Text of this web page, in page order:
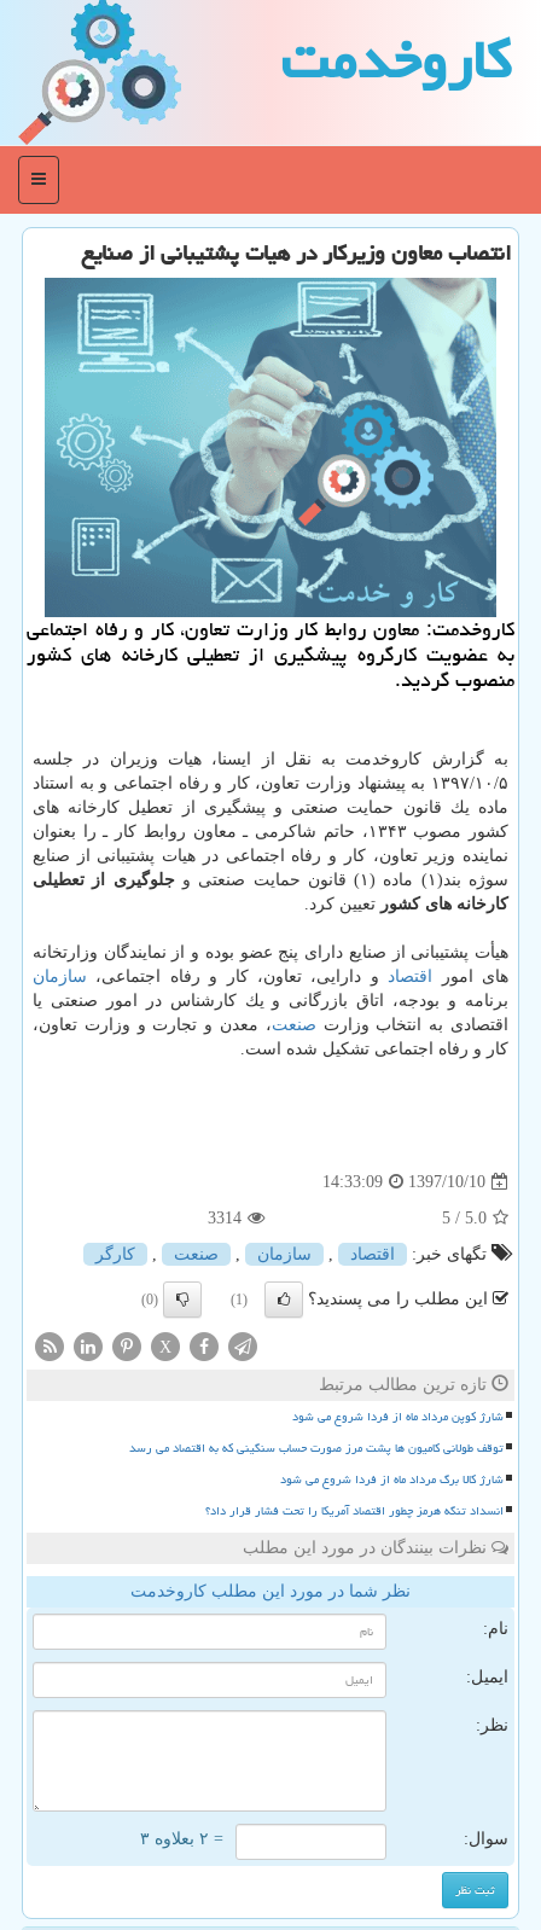
كاروخدمت
منو
انتصاب معاون وزیركار در هیات پشتیبانی از صنایع
كاروخدمت: معاون روابط كار وزارت تعاون، كار و رفاه اجتماعی
به عضویت كارگروه پیشگیری از تعطیلی كارخانه های كشور
منصوب گردید.
به گزارش كاروخدمت به نقل از ایسنا، هیات وزیران در جلسه
۱۳۹۷/۱۰/۵ به پیشنهاد وزارت تعاون، كار و رفاه اجتماعی و به استناد
ماده یك قانون حمایت صنعتی و پیشگیری از تعطیل كارخانه های
كشور مصوب ۱۳۴۳، حاتم شاكرمی ـ معاون روابط كار ـ را بعنوان
نماینده وزیر تعاون، كار و رفاه اجتماعی در هیات پشتیبانی از صنایع
سوژه بند(۱) ماده (۱) قانون حمایت صنعتی و
جلوگیری از تعطیلی
كارخانه های كشور تعیین كرد.
هیأت پشتیبانی از صنایع دارای پنج عضو بوده و از نمایندگان وزارتخانه
های امور اقتصاد و دارایی، تعاون، كار و رفاه اجتماعی، سازمان
برنامه و بودجه، اتاق بازرگانی و یك كارشناس در امور صنعتی یا
اقتصادی به انتخاب وزارت صنعت، معدن و تجارت و وزارت تعاون،
كار و رفاه اجتماعی تشكیل شده است.
1397/10/10
14:33:09
5.0
/ 5
3314
تگهای خبر:
اقتصاد , سازمان , صنعت , كارگر
این مطلب را می پسندید؟ (1)
(0)
X
تازه ترین مطالب مرتبط
شارژ کوپن مرداد ماه از فردا شروع می شود
توقف طولانی کامیون ها پشت مرز صورت حساب سنگینی که به اقتصاد می رسد
شارژ کالا برگ مرداد ماه از فردا شروع می شود
انسداد تنگه هرمز چطور اقتصاد آمریکا را تحت فشار قرار داد؟
نظرات بینندگان در مورد این مطلب
نظر شما در مورد این مطلب کاروخدمت
نام:
ایمیل:
نظر:
سوال: = ۲ بعلاوه ۳